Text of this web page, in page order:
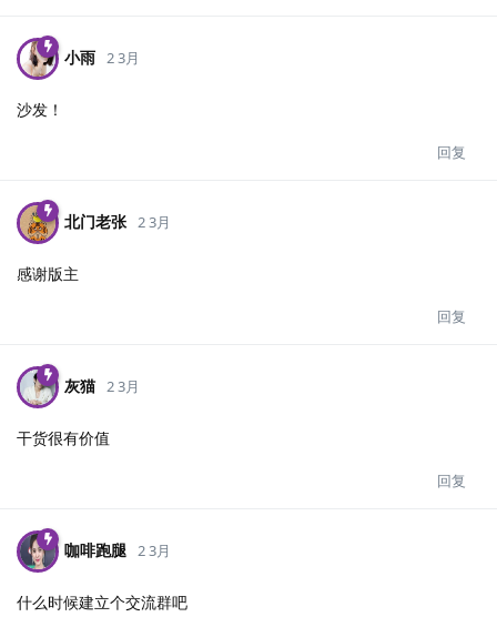
小雨 2 3月
沙发！
回复
北门老张 2 3月
感谢版主
回复
灰猫 2 3月
干货很有价值
回复
咖啡跑腿 2 3月
什么时候建立个交流群吧